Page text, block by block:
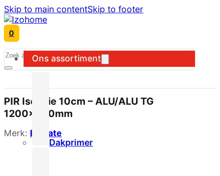
Skip to main contentSkip to footer
0
Ons assortiment
Dakprimer
Search
PIR Isolatie 10cm – ALU/ALU TG
1200x600mm
Merk: Elevate